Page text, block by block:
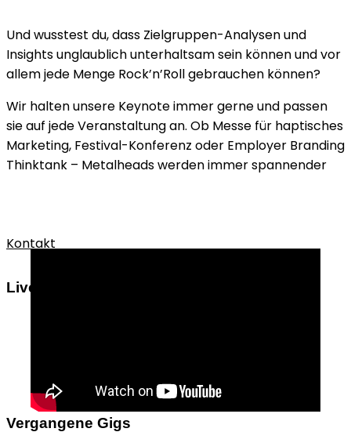
Und wusstest du, dass Zielgruppen-Analysen und
Insights unglaublich unterhaltsam sein können und vor
allem jede Menge Rock’n’Roll gebrauchen können?
Wir halten unsere Keynote immer gerne und passen
sie auf jede Veranstaltung an. Ob Messe für haptisches
Marketing, Festival-Konferenz oder Employer Branding
Thinktank – Metalheads werden immer spannender
Kontakt
Live auf der Future of Festivals 2023
Vergangene Gigs